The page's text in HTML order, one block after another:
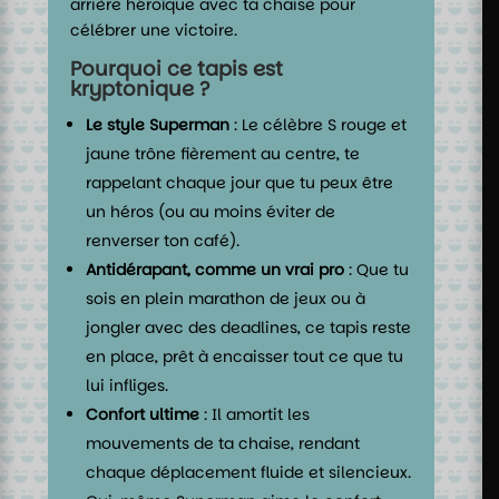
arrière héroïque avec ta chaise pour
célébrer une victoire.
Pourquoi ce tapis est
kryptonique ?
Le style Superman : Le célèbre S rouge et
jaune trône fièrement au centre, te
rappelant chaque jour que tu peux être
un héros (ou au moins éviter de
renverser ton café).
Antidérapant, comme un vrai pro : Que tu
sois en plein marathon de jeux ou à
jongler avec des deadlines, ce tapis reste
en place, prêt à encaisser tout ce que tu
lui infliges.
Confort ultime : Il amortit les
mouvements de ta chaise, rendant
chaque déplacement fluide et silencieux.